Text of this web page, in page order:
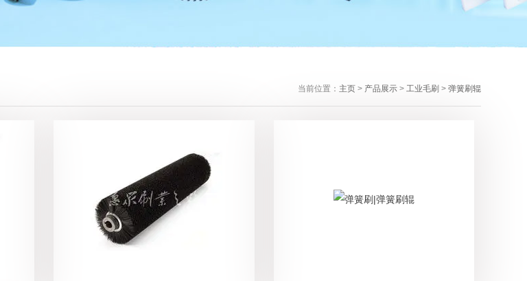
当前位置： 主页> 产品展示> 工业毛刷 > 弹簧刷辊